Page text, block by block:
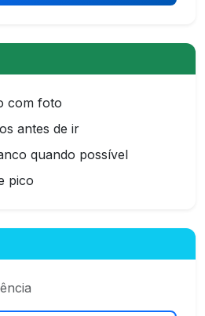
com foto
antes de ir
quando possível
pico